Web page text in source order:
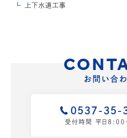
上下水道工事
お問い合
0537-35-
受付時間 平日